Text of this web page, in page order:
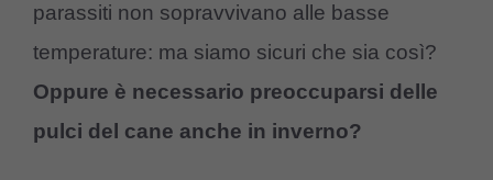
parassiti non sopravvivano alle basse
temperature: ma siamo sicuri che sia così?
Oppure è necessario preoccuparsi delle
pulci del cane anche in inverno?